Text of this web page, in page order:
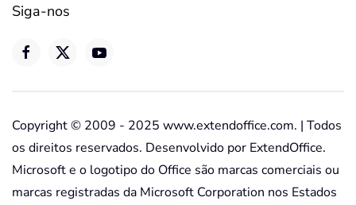
Siga-nos
Copyright © 2009 - 2025 www.extendoffice.com. | Todos
os direitos reservados. Desenvolvido por ExtendOffice.
Microsoft e o logotipo do Office são marcas comerciais ou
marcas registradas da Microsoft Corporation nos Estados